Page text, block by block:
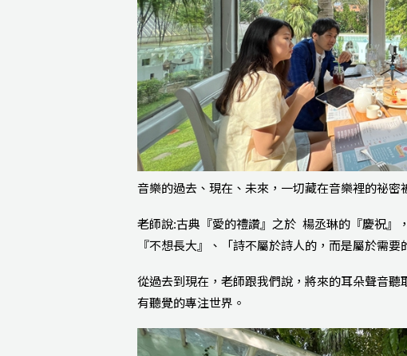
音樂的過去、現在、未來，一切藏在音樂裡的祕密
老師說:古典『愛的禮讚』之於 楊丞琳的『慶祝』
『不想長大』、「詩不屬於詩人的，而是屬於需要
從過去到現在，老師跟我們說，將來的耳朵聲音
有聽覺的專注世界。